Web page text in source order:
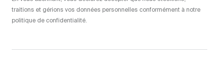
traitions et gérions vos données personnelles conformément à notre
politique de confidentialité.